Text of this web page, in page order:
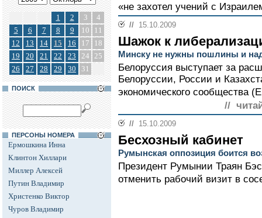
1 2 3
4
5
6 7 8 9 10
11
12
13 14 15 16 17
18
19
20 21 22 23 24 25
26
27 28 29 30 31
ПОИСК
ПЕРСОНЫ НОМЕРА
Ермошкина Инна
Клинтон Хиллари
Миллер Алексей
Путин Владимир
Христенко Виктор
Чуров Владимир
«не захотел учений с
// 15.10.2009
Шажок к
Минску не нужны пошлины и
Белоруссия выступает за
Белоруссии, России и
экономического сообщества
//
// 15.10.2009
Бесхозный кабинет
Румынская оппозиция боится
Президент Румынии Траян
отменить рабочий визит в